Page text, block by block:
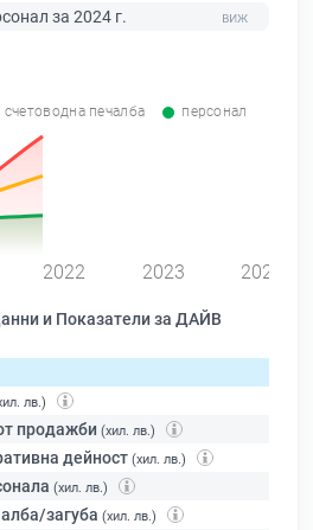
за 2024 г.
счетоводна печалба персонал
2022 2023 2024
и Показатели за ДАЙВ
лв.)
продажби (хил. лв.)
дейност (хил. лв.)
(хил. лв.)
загуба (хил. лв.)